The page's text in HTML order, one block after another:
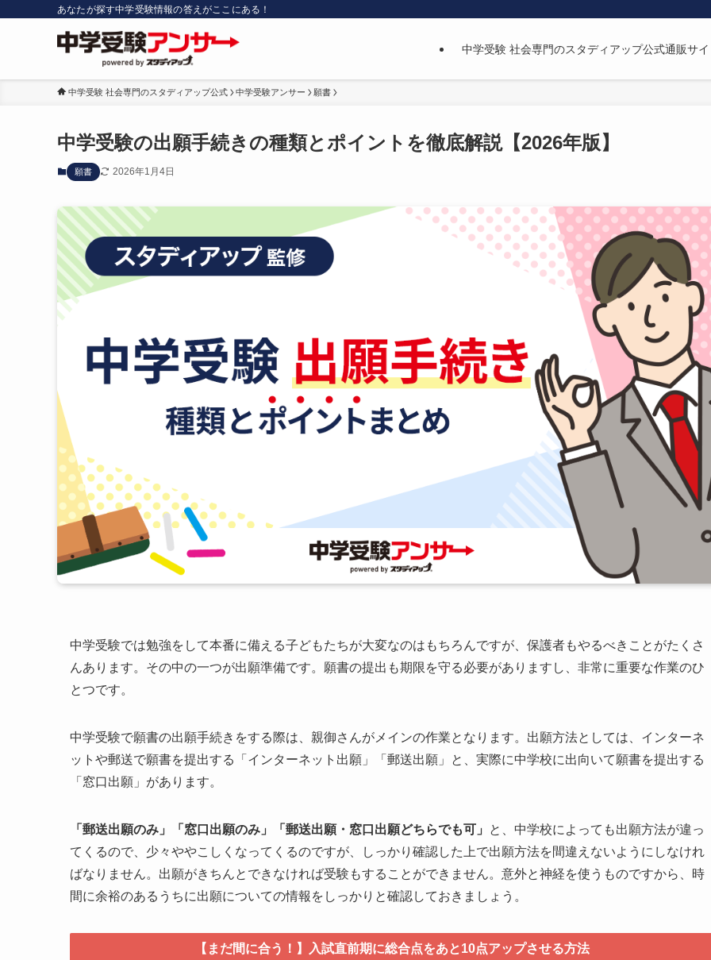
あなたが探す中学受験情報の答えがここにある！
中学受験 社会専門のスタディアップ公式通販サ
中学受験 社会専門のスタディアップ公式 中学受験アンサー 願書
中学受験の出願手続きの種類とポイントを徹底解説【2026年版】
願書 2026年1月4日
中学受験では勉強をして本番に備える子どもたちが大変なのはもちろんですが、保護者もやるべきことがたくさ
んあります。その中の一つが出願準備です。願書の提出も期限を守る必要がありますし、非常に重要な作業のひ
とつです。
中学受験で願書の出願手続きをする際は、親御さんがメインの作業となります。出願方法としては、インターネ
ットや郵送で願書を提出する「インターネット出願」「郵送出願」と、実際に中学校に出向いて願書を提出する
「窓口出願」があります。
「郵送出願のみ」「窓口出願のみ」「郵送出願・窓口出願どちらでも可」
と、中学校によっても出願方法が違っ
てくるので、少々ややこしくなってくるのですが、しっかり確認した上で出願方法を間違えないようにしなけれ
ばなりません。出願がきちんとできなければ受験もすることができません。意外と神経を使うものですから、時
間に余裕のあるうちに出願についての情報をしっかりと確認しておきましょう。
【まだ間に合う！】入試直前期に総合点をあと10点アップさせる方法